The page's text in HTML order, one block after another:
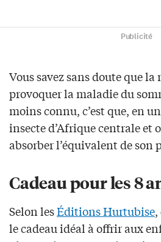
Publicité
Vous savez sans doute que
provoquer la maladie du
moins connu, c’est que, en
insecte d’Afrique centrale et
absorber l’équivalent de son
Cadeau pour les 8
Selon lesÉditions Hurtubise
le cadeau idéal à offrir aux